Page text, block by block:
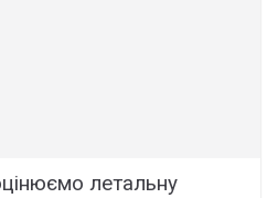
летальну